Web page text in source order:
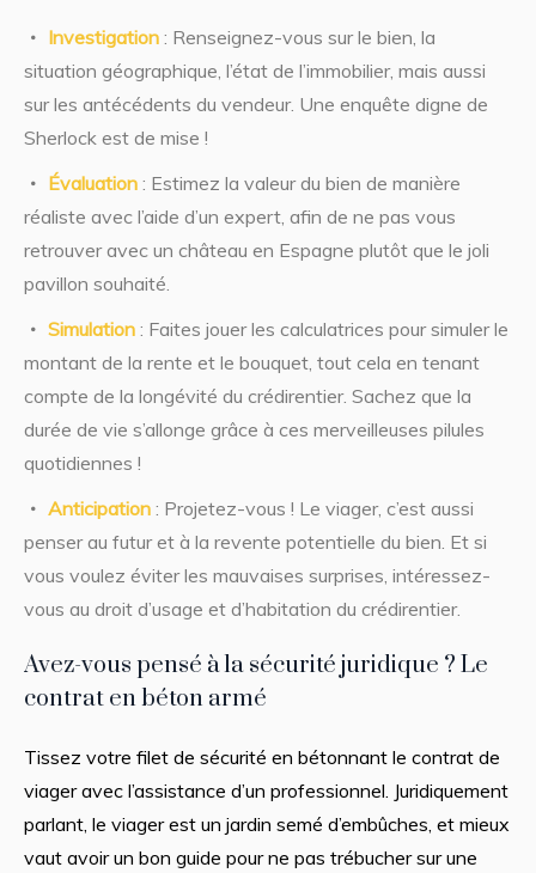
Investigation : Renseignez-vous sur le bien, la
situation géographique, l’état de l’immobilier, mais aussi
sur les antécédents du vendeur. Une enquête digne de
Sherlock est de mise !
Évaluation : Estimez la valeur du bien de manière
réaliste avec l’aide d’un expert, afin de ne pas vous
retrouver avec un château en Espagne plutôt que le joli
pavillon souhaité.
Simulation : Faites jouer les calculatrices pour simuler le
montant de la rente et le bouquet, tout cela en tenant
compte de la longévité du crédirentier. Sachez que la
durée de vie s’allonge grâce à ces merveilleuses pilules
quotidiennes !
Anticipation : Projetez-vous ! Le viager, c’est aussi
penser au futur et à la revente potentielle du bien. Et si
vous voulez éviter les mauvaises surprises, intéressez-
vous au droit d’usage et d’habitation du crédirentier.
Avez-vous pensé à la sécurité juridique ? Le
contrat en béton armé
Tissez votre filet de sécurité en bétonnant le contrat de
viager avec l’assistance d’un professionnel. Juridiquement
parlant, le viager est un jardin semé d’embûches, et mieux
vaut avoir un bon guide pour ne pas trébucher sur une